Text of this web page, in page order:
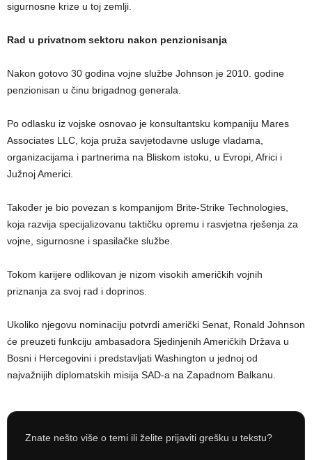
sigurnosne krize u toj zemlji.
Rad u privatnom sektoru nakon penzionisanja
Nakon gotovo 30 godina vojne službe Johnson je 2010. godine
penzionisan u činu brigadnog generala.
Po odlasku iz vojske osnovao je konsultantsku kompaniju Mares
Associates LLC, koja pruža savjetodavne usluge vladama,
organizacijama i partnerima na Bliskom istoku, u Evropi, Africi i
Južnoj Americi.
Također je bio povezan s kompanijom Brite-Strike Technologies,
koja razvija specijalizovanu taktičku opremu i rasvjetna rješenja za
vojne, sigurnosne i spasilačke službe.
Tokom karijere odlikovan je nizom visokih američkih vojnih
priznanja za svoj rad i doprinos.
Ukoliko njegovu nominaciju potvrdi američki Senat, Ronald Johnson
će preuzeti funkciju ambasadora Sjedinjenih Američkih Država u
Bosni i Hercegovini i predstavljati Washington u jednoj od
najvažnijih diplomatskih misija SAD-a na Zapadnom Balkanu.
Znate nešto više o temi ili želite prijaviti grešku u tekstu?